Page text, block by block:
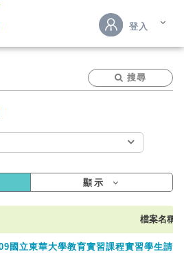
登入
搜尋
顯示
檔案名稱
國立東華大學教育實習課程實習學生請